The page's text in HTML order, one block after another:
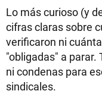
Lo más curioso (y
cifras claras sobre
verificaron ni
"obligadas" a
ni condenas para
sindicales.